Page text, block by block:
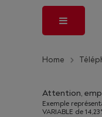
Home
Attention,
Exemple
VARIABLE de